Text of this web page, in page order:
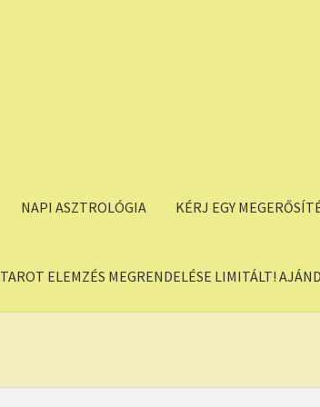
NAPI ASZTROLÓGIA KÉRJ EGY
TAROT ELEMZÉS MEGRENDELÉSE LIMITÁLT!